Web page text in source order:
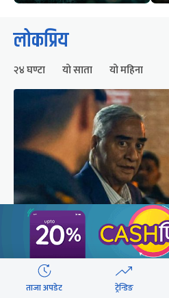
लोकप्रिय
२४ घण्टा यो साता यो महिना
शेरबहादुर देउवा स्वदेश फर्किने
ताजा अपडेट ट्रेन्डिङ